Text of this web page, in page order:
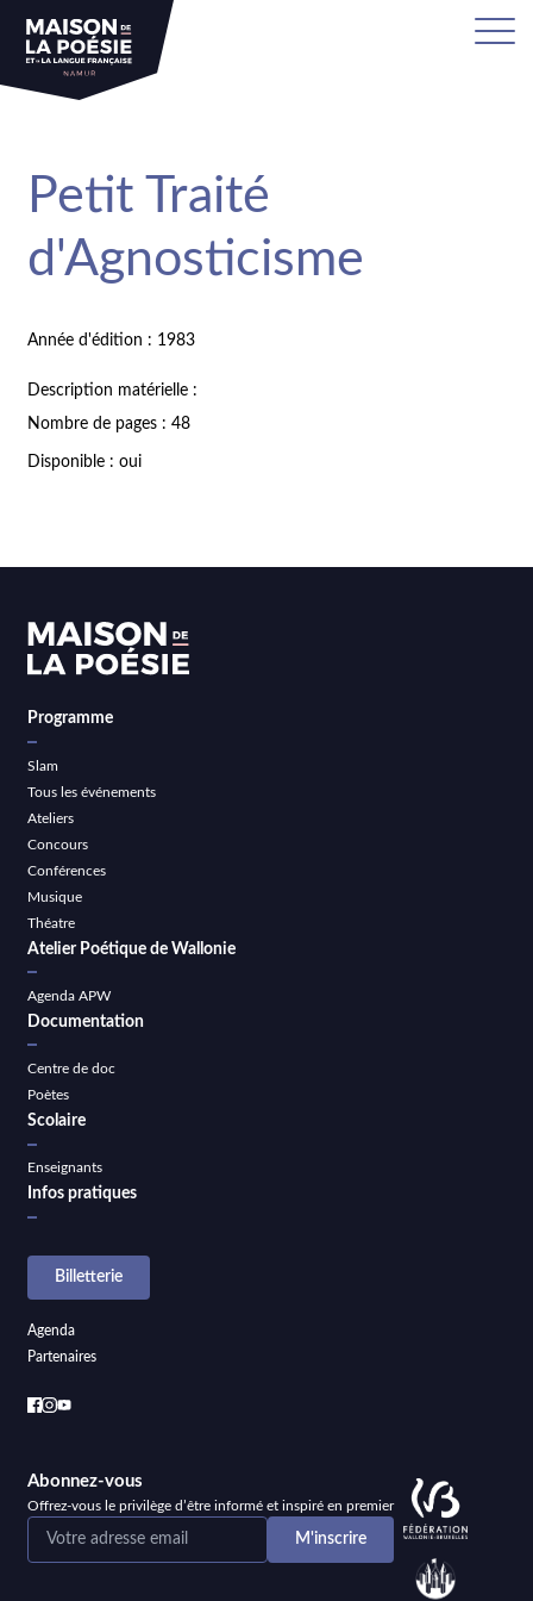
Petit Traité
d'Agnosticisme
Année d'édition : 1983
Description matérielle :
Nombre de pages : 48
Disponible : oui
Programme
Slam
Tous les événements
Ateliers
Concours
Conférences
Musique
Théatre
Atelier Poétique de Wallonie
Agenda APW
Documentation
Centre de doc
Poètes
Scolaire
Enseignants
Infos pratiques
Billetterie
Agenda
Partenaires
Abonnez-vous
Offrez-vous le privilège d’être informé et inspiré en premier